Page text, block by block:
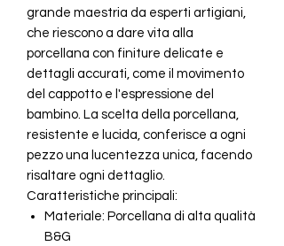
grande maestria da esperti artigiani,
che riescono a dare vita alla
porcellana con finiture delicate e
dettagli accurati, come il movimento
del cappotto e l'espressione del
bambino. La scelta della porcellana,
resistente e lucida, conferisce a ogni
pezzo una lucentezza unica, facendo
risaltare ogni dettaglio.
Caratteristiche principali:
Materiale: Porcellana di alta qualità
B&G